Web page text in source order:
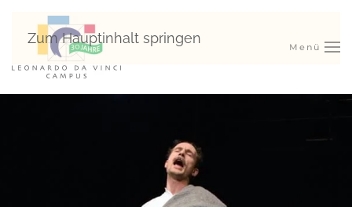
Zum Hauptinhalt springen
Menü